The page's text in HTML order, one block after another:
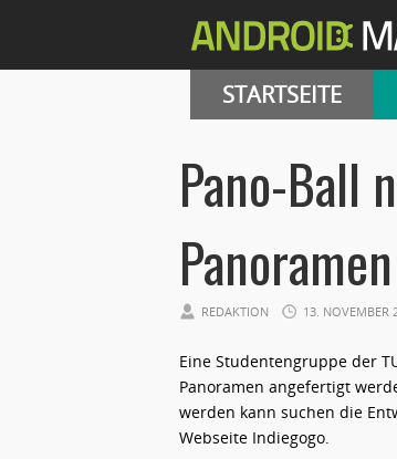
STARTSEITE
Pano-Ball
REDAKTION 13. NOVEMBER
Eine Studentengruppe der
Panoramen angefertigt
werden kann suchen die
Webseite Indiegogo.